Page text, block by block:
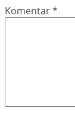
Komentar*